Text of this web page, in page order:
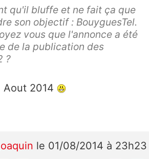
qu'il bluffe et ne fait ça que
son objectif : BouyguesTel.
vous que l'annonce a été
de la publication des
?
Aout 2014
le 01/08/2014 à 23h23